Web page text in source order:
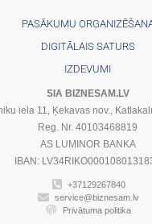
PASĀKUMU
DIGITĀLAIS SATURS
IZDEVUMI
SIA BIZNESAM.LV
iela 11, Ķekavas nov.,
Reg. Nr. 40103468819
AS LUMINOR BANKA
IBAN:
+37129267840
service@biznesam.lv
Privātuma politika